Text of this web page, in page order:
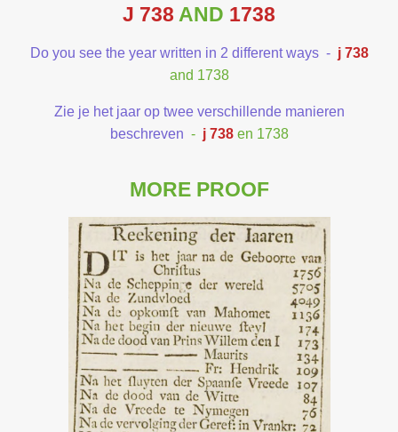
J 738 AND 1738
Do you see the year written in 2 different ways - j 738
and 1738
Zie je het jaar op twee verschillende manieren
beschreven - j 738en 1738
MORE PROOF